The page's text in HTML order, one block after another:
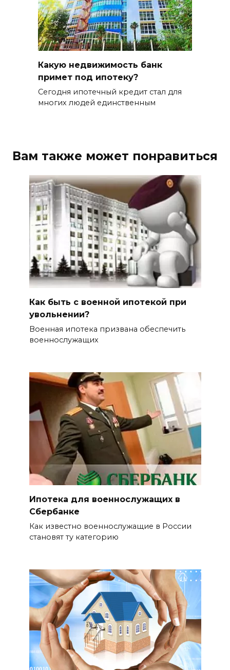
Какую недвижимость банк
примет под ипотеку?
Сегодня ипотечный кредит стал для
многих людей единственным
Вам также может понравиться
Как быть с военной ипотекой при
увольнении?
Военная ипотека призвана обеспечить
военнослужащих
Ипотека для военнослужащих в
Сбербанке
Как известно военнослужащие в России
становят ту категорию